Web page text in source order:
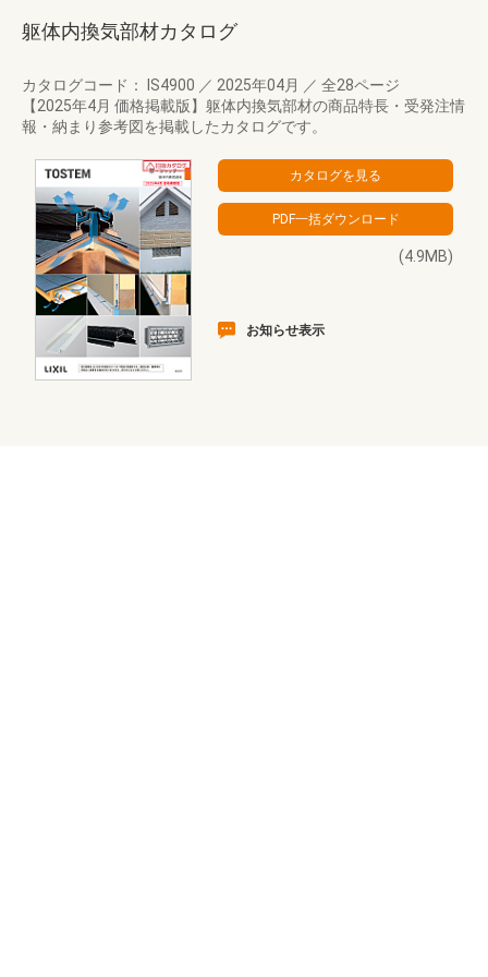
躯体内換気部材カタログ
カタログコード： IS4900 ／ 2025年04月 ／ 全28ページ
【2025年4月 価格掲載版】躯体内換気部材の商品特長・受発注情
報・納まり参考図を掲載したカタログです。
(4.9MB)
お知らせ表示